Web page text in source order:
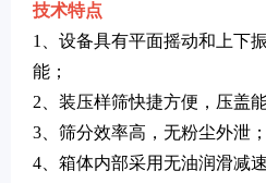
技术特点
1、设备具有平面摇动和上下
能；
2、装压样筛快捷方便，压盖
3、筛分效率高，无粉尘外泄；
4、箱体内部采用无油润滑减